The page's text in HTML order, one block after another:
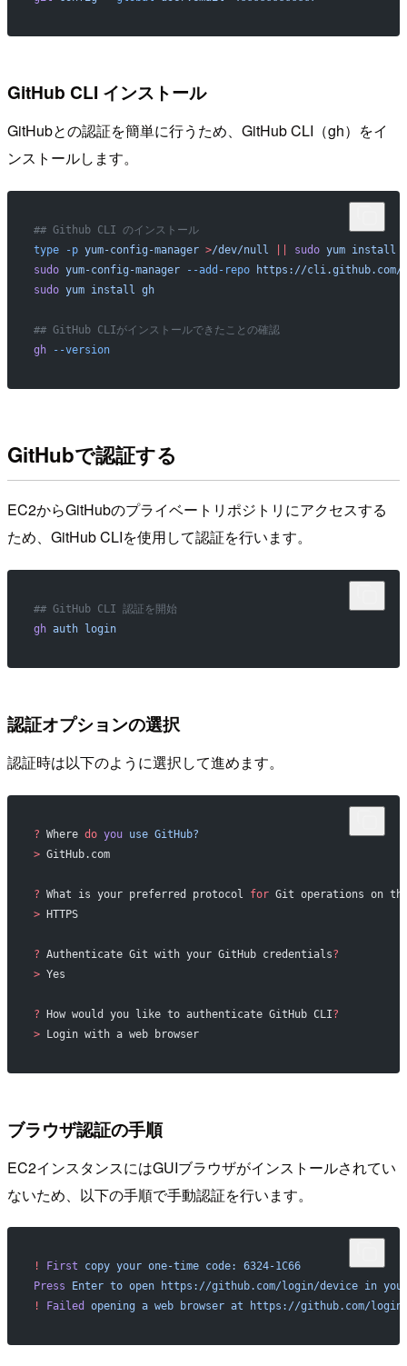
GitHub CLI インストール
GitHubとの認証を簡単に行うため、GitHub CLI（gh）をイ
ンストールします。
## Github CLI のインストール
type -p yum-config-manager >/dev/null sudo yum install
sudo yum-config-manager --add-repo https://cli.github.com/
sudo yum install gh
## GitHub CLIがインストールできたことの確認
gh --version
GitHubで認証する
EC2からGitHubのプライベートリポジトリにアクセスする
ため、GitHub CLIを使用して認証を行います。
## GitHub CLI 認証を開始
gh auth login
認証オプションの選択
認証時は以下のように選択して進めます。
? Where do you use GitHub?
> GitHub.com
? What is your preferred protocol for Git operations on
> HTTPS
? Authenticate Git with your GitHub credentials?
> Yes
? How would you like to authenticate GitHub CLI?
> Login with a web browser
ブラウザ認証の手順
EC2インスタンスにはGUIブラウザがインストールされてい
ないため、以下の手順で手動認証を行います。
! First copy your one-time code:
6324-1C66
Press Enter to open https://github.com/login/device in
!
Failed opening a web browser at https://github.com/